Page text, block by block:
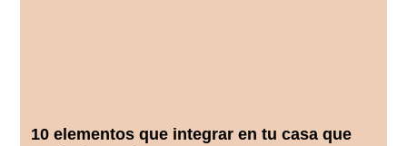
10 elementos que integrar en tu casa que